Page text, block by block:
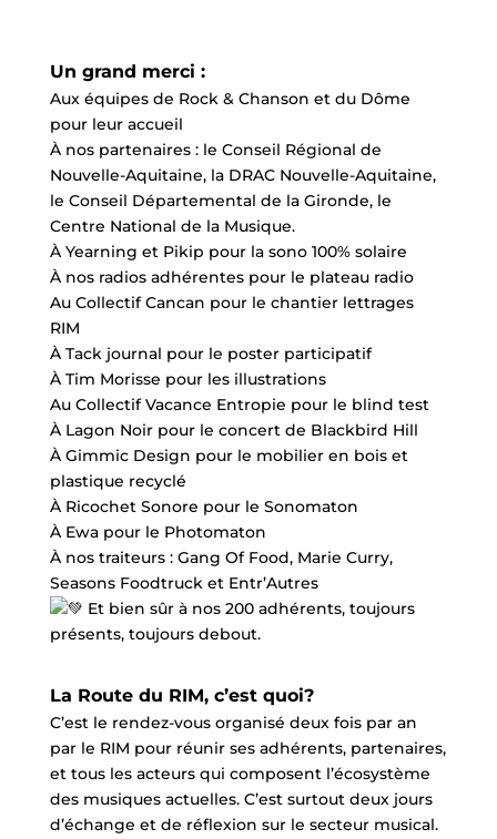
Un grand merci :
Aux équipes de Rock & Chanson et du Dôme
pour leur accueil
À nos partenaires : le Conseil Régional de
Nouvelle-Aquitaine, la DRAC Nouvelle-Aquitaine,
le Conseil Départemental de la Gironde, le
Centre National de la Musique.
À Yearning et Pikip pour la sono 100% solaire
À nos radios adhérentes pour le plateau radio
Au Collectif Cancan pour le chantier lettrages
RIM
À Tack journal pour le poster participatif
À Tim Morisse pour les illustrations
Au Collectif Vacance Entropie pour le blind test
À Lagon Noir pour le concert de Blackbird Hill
À Gimmic Design pour le mobilier en bois et
plastique recyclé
À Ricochet Sonore pour le Sonomaton
À Ewa pour le Photomaton
À nos traiteurs : Gang Of Food, Marie Curry,
Seasons Foodtruck et Entr’Autres
Et bien sûr à nos 200 adhérents, toujours
présents, toujours debout.
La Route du RIM, c’est quoi?
C’est le rendez-vous organisé deux fois par an
par le RIM pour réunir ses adhérents, partenaires,
et tous les acteurs qui composent l’écosystème
des musiques actuelles. C’est surtout deux jours
d’échange et de réflexion sur le secteur musical.